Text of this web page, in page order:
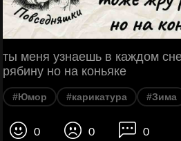
ты меня узнаешь в каждом
рябину но на коньяке
#Юмор #карикатура #Зима
0 0 0